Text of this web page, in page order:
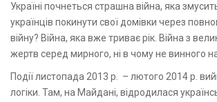
Україні почнеться страшна війна, яка
українців покинути свої домівки через
війну? Війна, яка вже триває рік. Війна з
жертв серед мирного, ні в чому не винного
Події листопада 2013 р. – лютого 2014 р.
логіки. Там, на Майдані, відродилася